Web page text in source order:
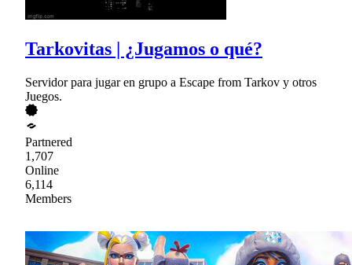
Tarkovitas | ¿Jugamos o qué?
Servidor para jugar en grupo a Escape from Tarkov y otros
Juegos.
Partnered
1,707
Online
6,114
Members